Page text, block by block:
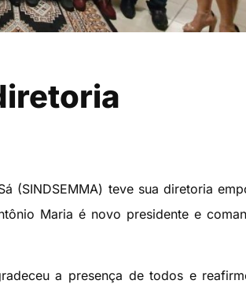
(SINDSEMMA) teve sua diretoria
Maria é novo presidente e
a presença de todos e